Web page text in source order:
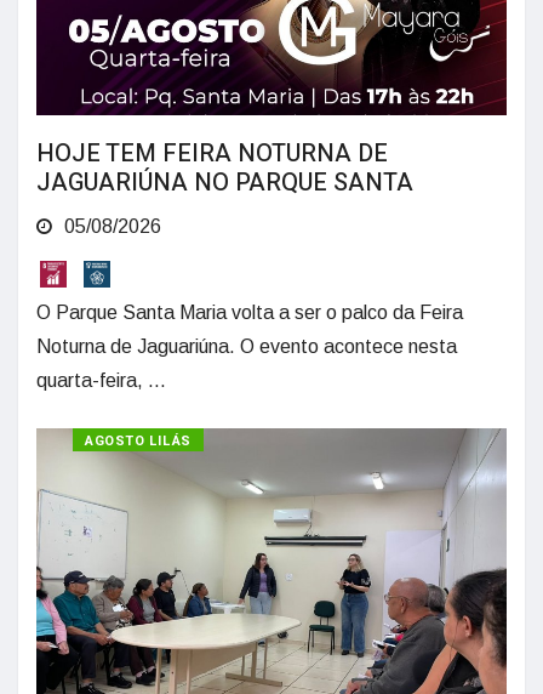
HOJE TEM FEIRA NOTURNA DE
JAGUARIÚNA NO PARQUE SANTA
05/08/2026
O Parque Santa Maria volta a ser o palco da Feira
Noturna de Jaguariúna. O evento acontece nesta
quarta-feira, ...
AGOSTO LILÁS